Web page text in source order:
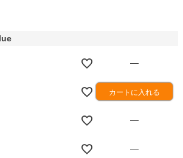
—
カートに入れる
—
—